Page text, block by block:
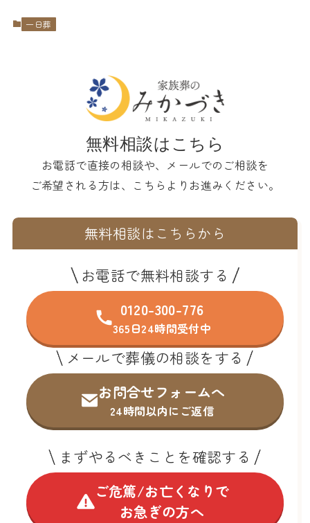
一日葬
無料相談はこちら
お電話で直接の相談や、メールでのご相談を
ご希望される方は、こちらよりお進みください。
無料相談はこちらから
お電話で無料相談する
0120-300-776
365日24時間受付中
メールで葬儀の相談をする
お問合せフォームへ
24時間以内にご返信
まずやるべきことを確認する
ご危篤/お亡くなりで
お急ぎの方へ